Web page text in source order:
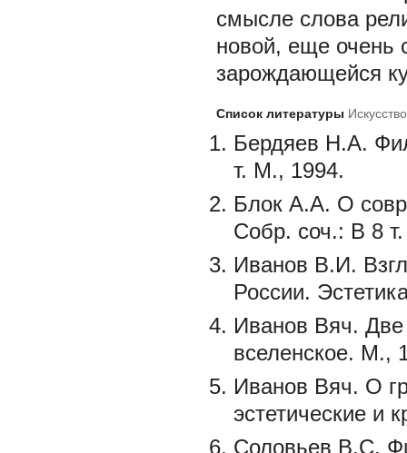
смысле слова
новой, еще очень
зарождающейся
Список литературы
Бердяев Н.А.
т. М., 1994.
Блок А.А. О
Собр. соч.: В 8
Иванов В.И.
России.
Иванов Вяч.
вселенское. М.,
Иванов Вяч. О
эстетические и
Соловьев В.С.